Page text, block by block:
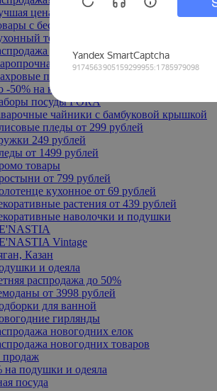
цена
с бесплатной доставкой
текстиль
до -50%
посуда
полотенца
-50% на ковры
посуды FORA
чайники с бамбуковой крышкой
пледы от 299 рублей
249 рублей
от 1499 рублей
товары
от 799 рублей
кухонное от 69 рублей
растения от 439 рублей
наволочки и подушки
Vintage
Казан
и одеяла
распродажа до 50%
от 3998 рублей
для ванной
гирлянды
новогодних елок
новогодних товаров
на подушки и одеяла
посуда